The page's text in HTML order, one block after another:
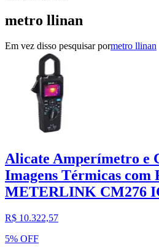
metro llinan
Em vez disso pesquisar pormetro llinan
Alicate Amperímetro e
Imagens Térmicas com
METERLINK CM276
R$ 10.322,57
5% OFF